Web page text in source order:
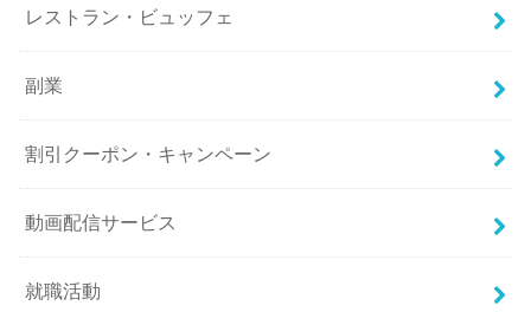
レストラン・ビュッフェ
副業
割引クーポン・キャンペーン
動画配信サービス
就職活動